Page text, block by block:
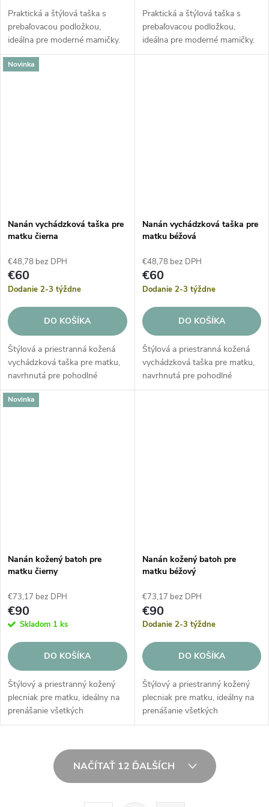
Praktická a štýlová taška s
prebaľovacou podložkou,
ideálna pre moderné mamičky.
Moderná taška na kočík
poskytuje dostatok priestoru
Praktická a štýlová taška s
prebaľovacou podložkou,
ideálna pre moderné mamičky.
Moderná taška na kočík
Novinka
Nanán vychádzková taška pre
matku čierna
€48,78 bez DPH
€60
Dodanie 2-3 týždne
DO KOŠÍKA
Štýlová a priestranná kožená
vychádzková taška pre matku,
navrhnutá pre pohodlné
nosenie všetkých potrebných
vecí. Praktická kožená taška je
Nanán vychádzková taška pre
matku béžová
€48,78 bez DPH
€60
Dodanie 2-3 týždne
DO KOŠÍKA
Štýlová a priestranná kožená
vychádzková taška pre matku,
navrhnutá pre pohodlné
nosenie všetkých potrebných
Novinka
Nanán kožený batoh pre
matku čierny
€73,17 bez DPH
€90
Skladom 1 ks
DO KOŠÍKA
Štýlový a priestranný kožený
plecniak pre matku, ideálny na
prenášanie všetkých
potrebných vecí pre vás a vaše
mamičky vyrobený z
prvotriednej eko kože s...
Nanán kožený batoh pre
matku béžový
€73,17 bez DPH
€90
Dodanie 2-3 týždne
DO KOŠÍKA
Štýlový a priestranný kožený
plecniak pre matku, ideálny na
prenášanie všetkých
potrebných vecí pre vás a vaše
mamičky vyrobený z
prvotriednej eko kože s...
NAČÍTAŤ 12 ĎALŠÍCH